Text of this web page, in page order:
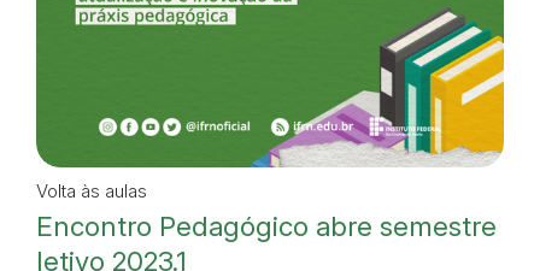
Volta às aulas
Encontro Pedagógico abre semestre
letivo 2023.1